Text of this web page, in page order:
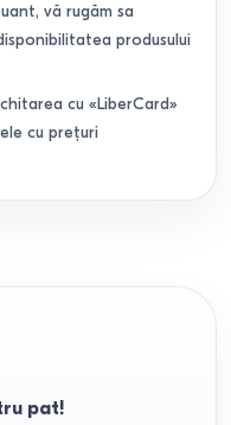
vă rugăm sa
produsului
cu «LiberCard»
cu prețuri
pat!